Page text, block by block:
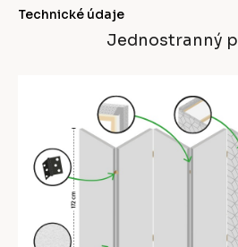
Technické údaje
Jednostranný